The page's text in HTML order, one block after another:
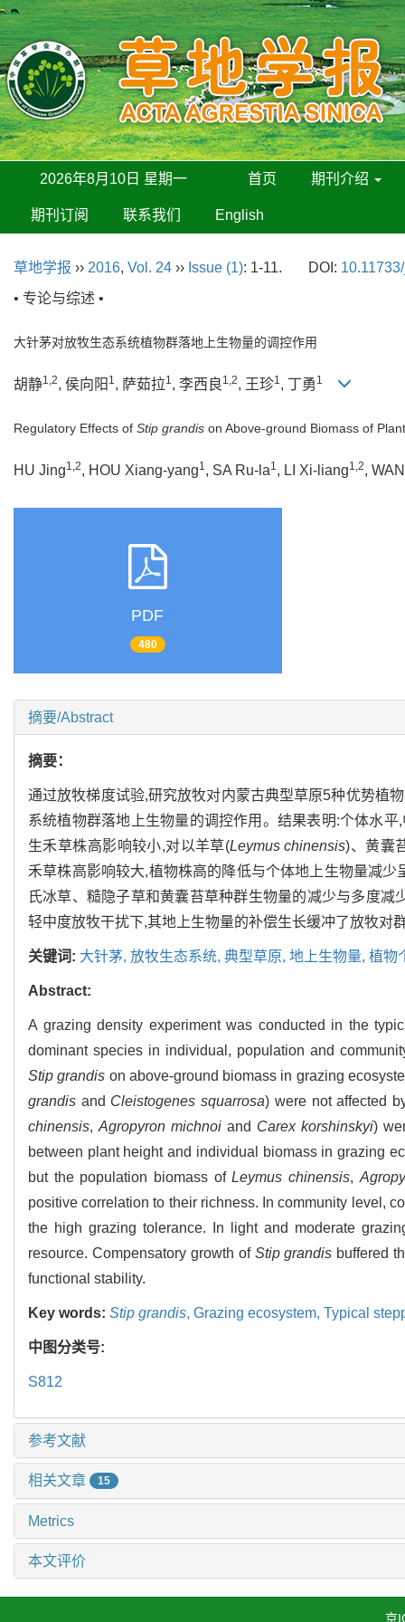
2026年8月10日 星期一 首页 期刊介绍
期刊订阅 联系我们 English
草地学报 ›› 2016, Vol. 24 ›› Issue (1): 1-11. DOI:
• 专论与综述 •
大针茅对放牧生态系统植物群落地上生物量的调控作用
胡静1,2, 侯向阳 1, 萨茹拉1, 李西良 1,2, 王珍1, 丁勇 1
Regulatory Effects of Stip grandis on Above-ground Biomass of
HU Jing1,2, HOU Xiang-yang1, SA Ru-la1, LI Xi-liang1,2,
PDF
480
摘要/Abstract
摘要：
通过放牧梯度试验,研究放牧对内蒙古典型草原5种优势植
系统植物群落地上生物量的调控作用。结果表明:个体水
生禾草株高影响较小,对以羊草(Leymus chinensis)、黄囊
禾草株高影响较大,植物株高的降低与个体地上生物量减
氏冰草、糙隐子草和黄囊苔草种群生物量的减少与多度
轻中度放牧干扰下,其地上生物量的补偿生长缓冲了放牧对
关键词: 大针茅, 放牧生态系统, 典型草原, 地上生物量, 植物
Abstract:
A grazing density experiment was conducted in the
dominant species in individual, population and
Stip grandis on above-ground biomass in grazing
grandis and Cleistogenes squarrosa) were not affected
chinensis, Agropyron michnoiand Carex korshinskyi)
between plant height and individual biomass in grazing
but the population biomass ofLeymus chinensis,
positive correlation to their richness. In community level,
the high grazing tolerance. In light and moderate
resource. Compensatory growth of Stip grandis buffered
functional stability.
Key words: Stip grandis, Grazing ecosystem, Typical
中图分类号:
S812
参考文献
相关文章 15
Metrics
本文评价
京